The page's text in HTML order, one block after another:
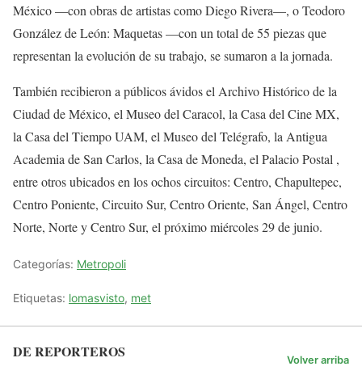
México —con obras de artistas como Diego Rivera—, o Teodoro
González de León: Maquetas —con un total de 55 piezas que
representan la evolución de su trabajo, se sumaron a la jornada.
También recibieron a públicos ávidos el Archivo Histórico de la
Ciudad de México, el Museo del Caracol, la Casa del Cine MX,
la Casa del Tiempo UAM, el Museo del Telégrafo, la Antigua
Academia de San Carlos, la Casa de Moneda, el Palacio Postal ,
entre otros ubicados en los ochos circuitos: Centro, Chapultepec,
Centro Poniente, Circuito Sur, Centro Oriente, San Ángel, Centro
Norte, Norte y Centro Sur, el próximo miércoles 29 de junio.
Categorías: Metropoli
Etiquetas: lomasvisto, met
DE REPORTEROS Volver arriba